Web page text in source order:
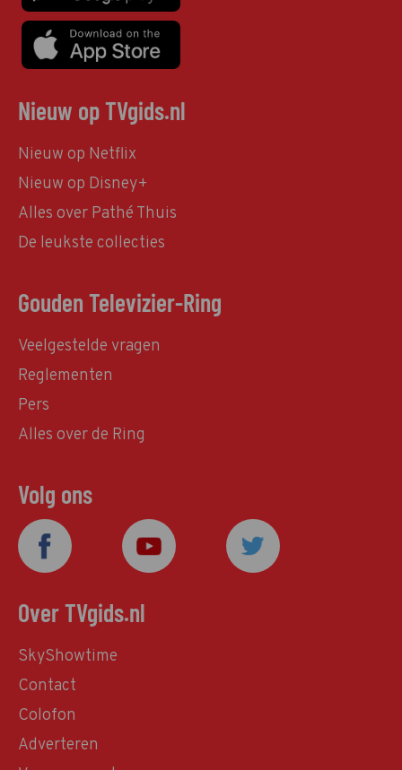
Nieuw op TVgids.nl
Nieuw op Netflix
Nieuw op Disney+
Alles over Pathé Thuis
De leukste collecties
Gouden Televizier-Ring
Veelgestelde vragen
Reglementen
Pers
Alles over de Ring
Volg ons
Over TVgids.nl
SkyShowtime
Contact
Colofon
Adverteren